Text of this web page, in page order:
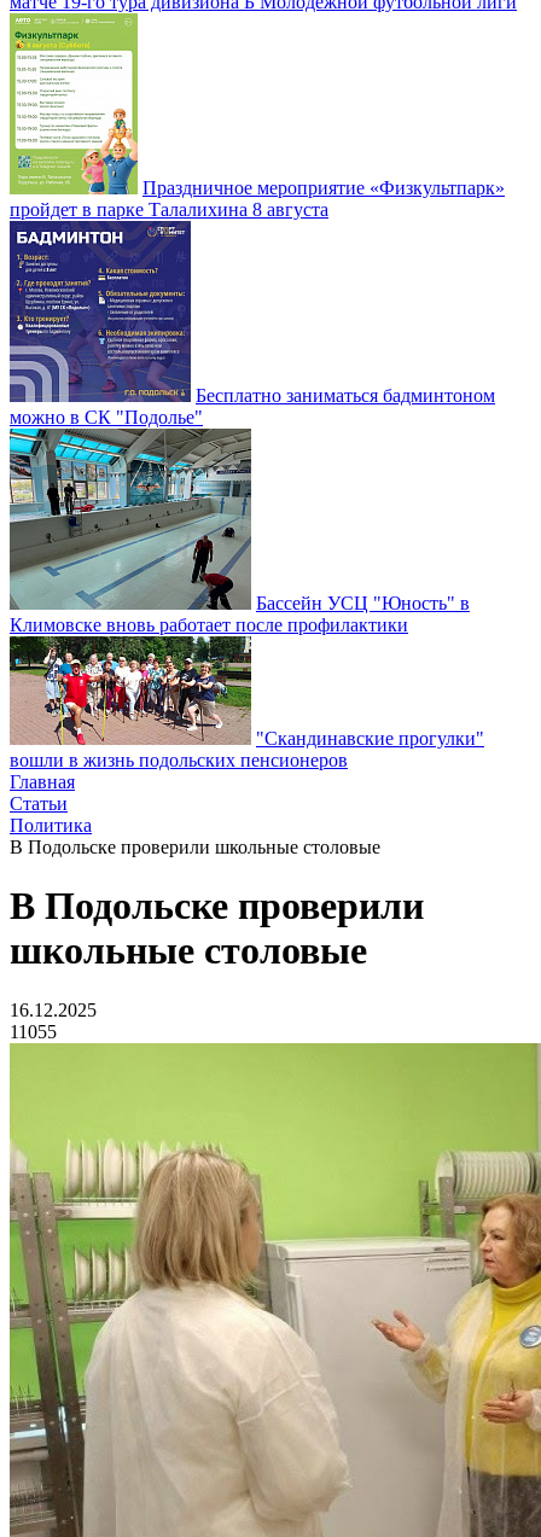
Праздничное мероприятие «Физкультпарк»
пройдет в парке Талалихина 8 августа
Бесплатно заниматься бадминтоном
можно в СК "Подолье"
Бассейн УСЦ "Юность" в
Климовске вновь работает после профилактики
"Скандинавские прогулки"
вошли в жизнь подольских пенсионеров
Главная
Статьи
Политика
В Подольске проверили школьные столовые
В Подольске проверили
школьные столовые
16.12.2025
11055